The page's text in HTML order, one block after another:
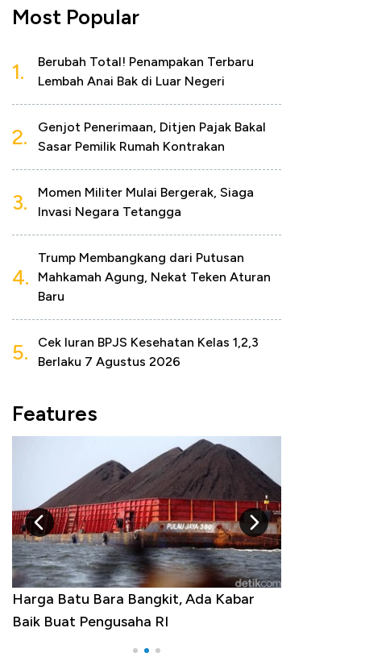
Most Popular
1.
Berubah Total! Penampakan Terbaru
Lembah Anai Bak di Luar Negeri
2.
Genjot Penerimaan, Ditjen Pajak Bakal
Sasar Pemilik Rumah Kontrakan
3.
Momen Militer Mulai Bergerak, Siaga
Invasi Negara Tetangga
4.
Trump Membangkang dari Putusan
Mahkamah Agung, Nekat Teken Aturan
Baru
5.
Cek Iuran BPJS Kesehatan Kelas 1,2,3
Berlaku 7 Agustus 2026
Features
Harga Batu Bara Bangkit, Ada Kabar
Baik Buat Pengusaha RI